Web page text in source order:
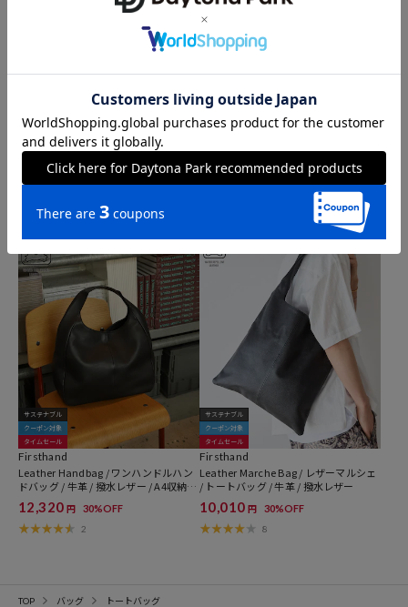
クーポン対象
タイムセール
Firsthand
ストライプ プリント キャンバス マルシ
ェバッグ
3,194 20%OFF
クーポン対象
Firsthand
Triangle Leather Marche Bag / トライ
アングルマルシェ / レザートート / 撥水
サステナブル
クーポン対象
タイムセール
Firsthand
Leather Handbag / ワンハンドルハン
ドバッグ / 牛革 / 撥水レザー / A4収納可
能
12,320 円 30%OFF
2
サステナブル
クーポン対象
タイムセール
Firsthand
Leather Marche Bag / レザーマルシェ
/ トートバッグ / 牛革 / 撥水レザー
10,010 円 30%OFF
8
TOP バッグ トートバッグ